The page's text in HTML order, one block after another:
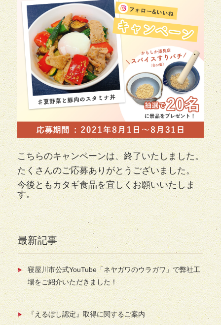
こちらのキャンペーンは、終了いたしました。
たくさんのご応募ありがとうございました。
今後ともカタギ食品を宜しくお願いいたしま
す。
最新記事
寝屋川市公式YouTube「ネヤガワのウラガワ」で弊社工
場をご紹介いただきました！
『えるぼし認定』取得に関するご案内